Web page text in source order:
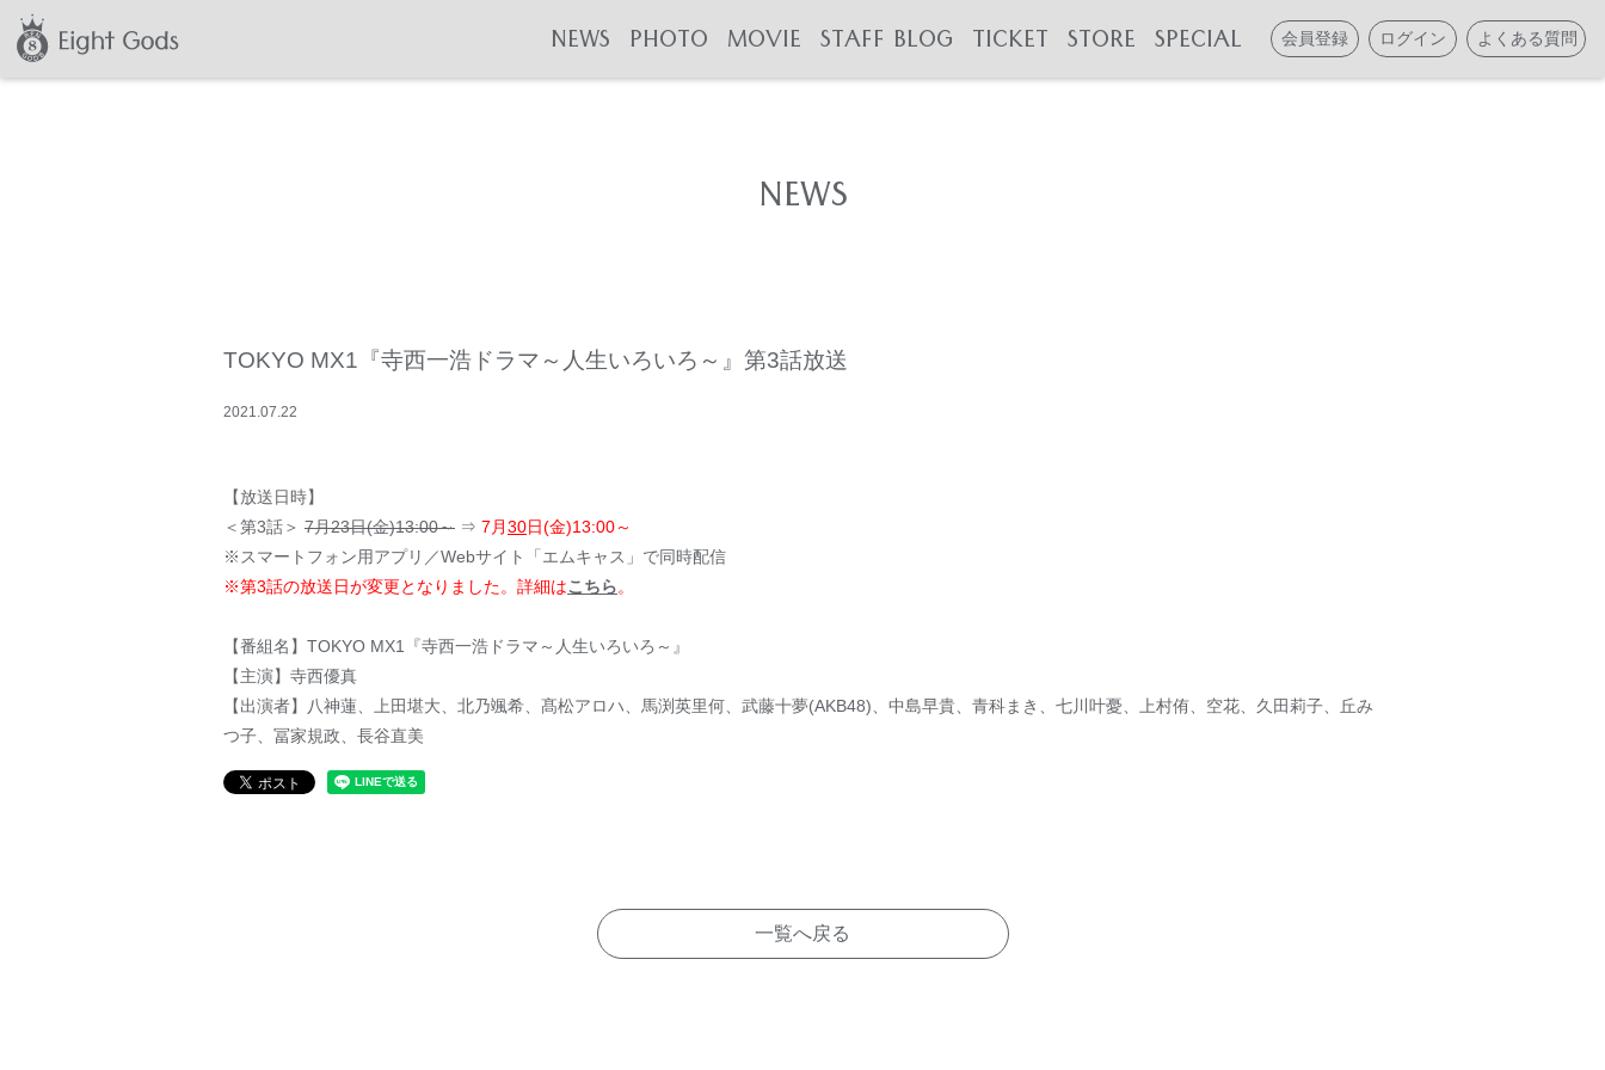
NEWS PHOTO MOVIE STAFF BLOG TICKET STORE SPECIAL 会員登録 ログイン よくある質問
NEWS
TOKYO MX1『寺西一浩ドラマ～人生いろいろ～』第3話放送
2021.07.22
【放送日時】
＜第3話＞ 7月23日(金)13:00～ ⇒ 7月30日(金)13:00～
※スマートフォン用アプリ／Webサイト「エムキャス」で同時配信
※第3話の放送日が変更となりました。詳細はこちら。
【番組名】TOKYO MX1『寺西一浩ドラマ～人生いろいろ～』
【主演】寺西優真
【出演者】八神蓮、上田堪大、北乃颯希、髙松アロハ、馬渕英里何、武藤十夢(AKB48)、中島早貴、青科まき、七川叶憂、上村侑、空花、久田莉子、丘み
つ子、冨家規政、長谷直美
一覧へ戻る